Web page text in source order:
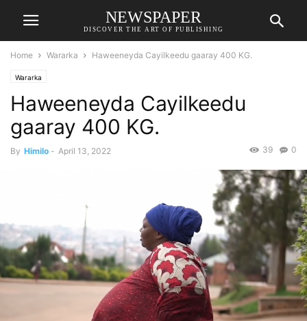
NEWSPAPER
DISCOVER THE ART OF PUBLISHING
Home Wararka Haweeneyda Cayilkeedu gaaray 400 KG.
Wararka
Haweeneyda Cayilkeedu
gaaray 400 KG.
By Himilo - April 13, 2022 0
39